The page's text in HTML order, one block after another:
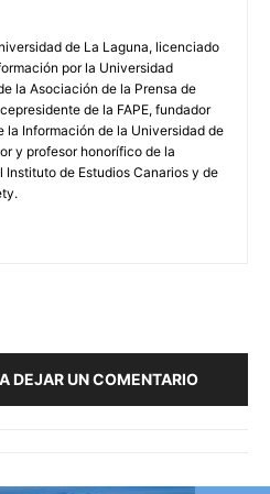
de La Laguna, licenciado
por la Universidad
la Asociación de la Prensa de
de la FAPE, fundador
la Información de la Universidad de
y profesor honorífico de la
Instituto de Estudios Canarios y de
DEJAR UN COMENTARIO